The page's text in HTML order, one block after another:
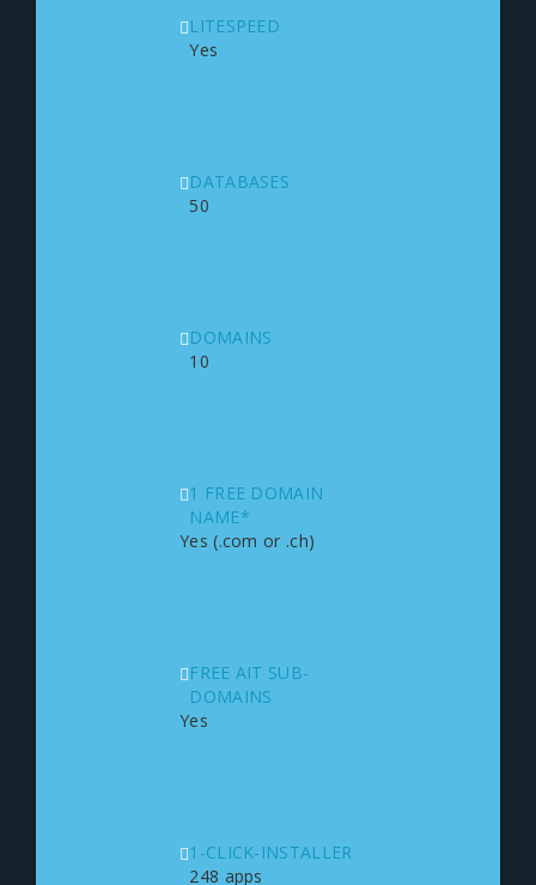
LITESPEED
Yes
DATABASES
50
DOMAINS
10
1 FREE DOMAIN
NAME*
Yes (.com or .ch)
FREE AIT SUB-
DOMAINS
Yes
1-CLICK-INSTALLER
248 apps